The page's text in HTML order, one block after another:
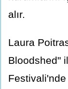
alır.
Laura
Bloodshed"